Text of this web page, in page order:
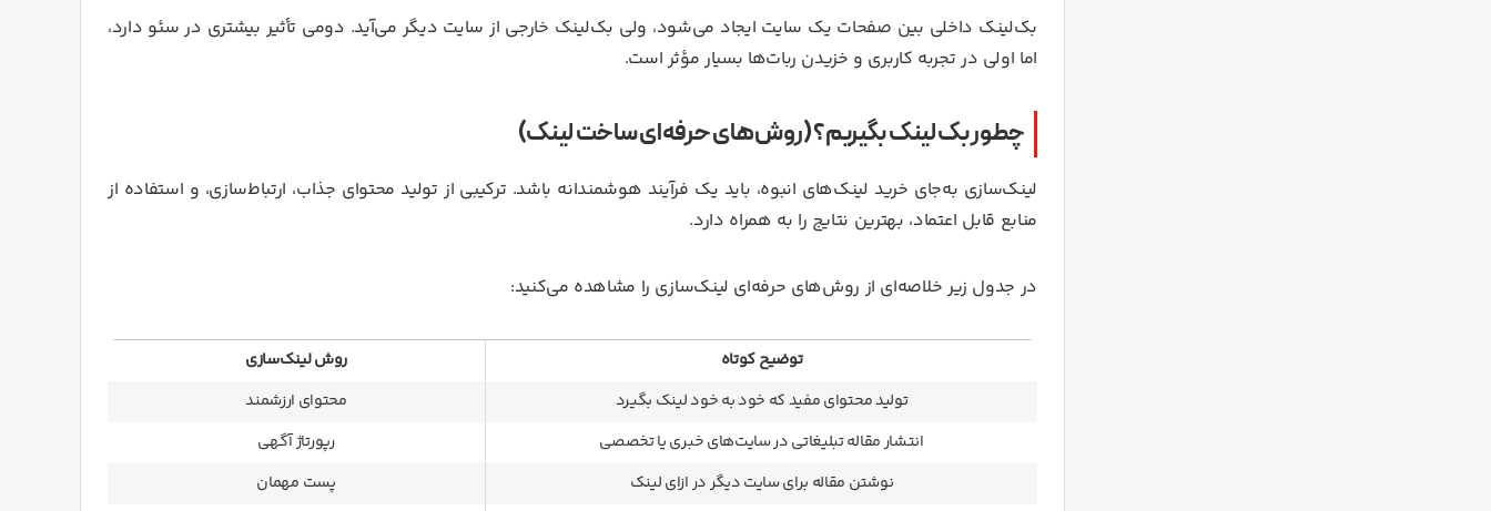
بک‌لینک داخلی بین صفحات یک سایت ایجاد می‌شود، ولی بک‌لینک خارجی از سایت دیگر می‌آید. دومی تأثیر بیشتری در سئو دارد،
اما اولی در تجربه کاربری و خزیدن ربات‌ها بسیار مؤثر است.
چطور بک لینک بگیریم؟ (روش‌های حرفه‌ای ساخت لینک)
لینک‌سازی به‌جای خرید لینک‌های انبوه، باید یک فرآیند هوشمندانه باشد. ترکیبی از تولید محتوای جذاب، ارتباط‌سازی، و استفاده از
منابع قابل اعتماد، بهترین نتایج را به همراه دارد.
در جدول زیر خلاصه‌ای از روش‌های حرفه‌ای لینک‌سازی را مشاهده می‌کنید:
توضیح کوتاه
روش لینک‌سازی
تولید محتوای مفید که خود به خود لینک بگیرد
محتوای ارزشمند
انتشار مقاله تبلیغاتی در سایت‌های خبری یا تخصصی
رپورتاژ آگهی
نوشتن مقاله برای سایت دیگر در ازای لینک
پست مهمان